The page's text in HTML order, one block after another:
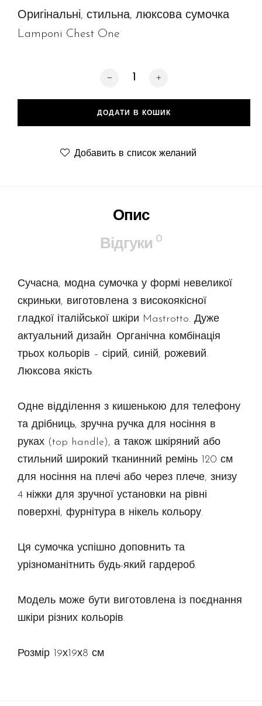
Оригінальні, стильна, люксова сумочка
Lamponi Chest One
Chest One, grey/blue/pink кількість
ДОДАТИ В КОШИК
Добавить в список желаний
Опис
Відгуки 0
Сучасна, модна сумочка у формі невеликої
скриньки, виготовлена з високоякісної
гладкої італійської шкіри Mastrotto. Дуже
актуальний дизайн. Органічна комбінація
трьох кольорів – сірий, синій, рожевий.
Люксова якість.
Одне відділення з кишенькою для телефону
та дрібниць, зручна ручка для носіння в
руках (top handle), а також шкіряний або
стильний широкий тканинний ремінь 120 см
для носіння на плечі або через плече, знизу
4 ніжки для зручної установки на рівні
поверхні, фурнітура в нікель кольору.
Ця сумочка успішно доповнить та
урізноманітнить будь-який гардероб.
Модель може бути виготовлена із поєднання
шкіри різних кольорів.
Розмір 19х19х8 см